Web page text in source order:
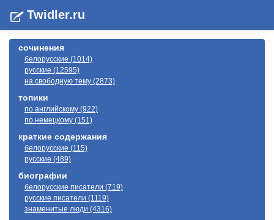
Twidler.ru
сочинения
белорусские (1014)
русские (12595)
на свободную тему (2873)
топики
по английскому (922)
по немецкому (151)
краткие содержания
белорусские (115)
русские (489)
биографии
белорусские писатели (719)
русские писатели (1119)
знаменитые люди (4316)